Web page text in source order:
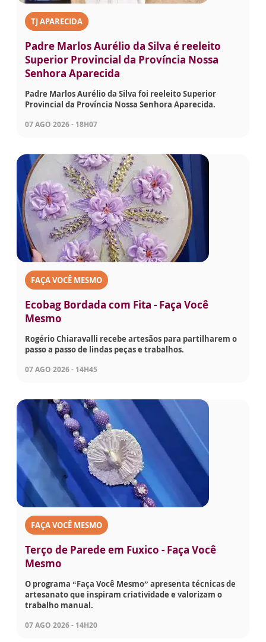
TJ APARECIDA
Padre Marlos Aurélio da Silva é reeleito
Superior Provincial da Província Nossa
Senhora Aparecida
Padre Marlos Aurélio da Silva foi reeleito Superior
Provincial da Província Nossa Senhora Aparecida.
07 AGO 2026 - 18H07
FAÇA VOCÊ MESMO
Ecobag Bordada com Fita - Faça Você
Mesmo
Rogério Chiaravalli recebe artesãos para partilharem o
passo a passo de lindas peças e trabalhos.
07 AGO 2026 - 14H45
FAÇA VOCÊ MESMO
Terço de Parede em Fuxico - Faça Você
Mesmo
O programa “Faça Você Mesmo” apresenta técnicas de
artesanato que inspiram criatividade e valorizam o
trabalho manual.
07 AGO 2026 - 14H20